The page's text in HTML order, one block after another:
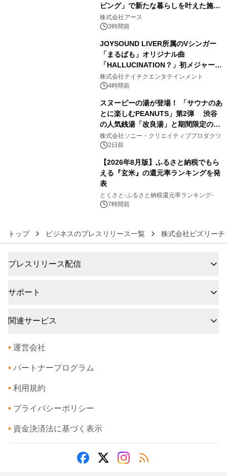
ビング」で新たな暮らしを叶えた施工
事例を株式会社アースが公開
株式会社アース
3時間前
JOYSOUND LIVER所属のVシンガー
「まるぱも」オリジナル曲
「HALLUCINATION？」初メジャー配
信リリース決定！
株式会社テイチクエンタテインメント
4時間前
スヌーピーの湯が登場！ 「サウナのあ
とに楽しむPEANUTS」第2弾 渋谷
の人気銭湯「改良湯」と期間限定のコ
ラボレーション サウナイキタイコラ
ボグッズも発売決定！
株式会社ソニー・クリエイティブプロダクツ
2日前
【2026年8月版】ふるさと納税でもら
える『玄米』の還元率ランキングを発
表
とくさと-ふるさと納税還元率ランキング-
7時間前
トップ ビジネスのプレスリリース一覧 株式会社ビズリーチ
プレスリリース配信
サポート
関連サービス
• 運営会社
• パートナープログラム
• 利用規約
• プライバシーポリシー
• 資金決済法に基づく表示